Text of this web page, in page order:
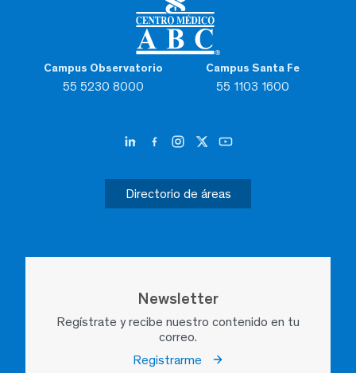
Campus Observatorio
55 5230 8000
Campus Santa Fe
55 1103 1600
Directorio de áreas
Newsletter
Regístrate y recibe nuestro contenido en tu
correo.
Registrarme